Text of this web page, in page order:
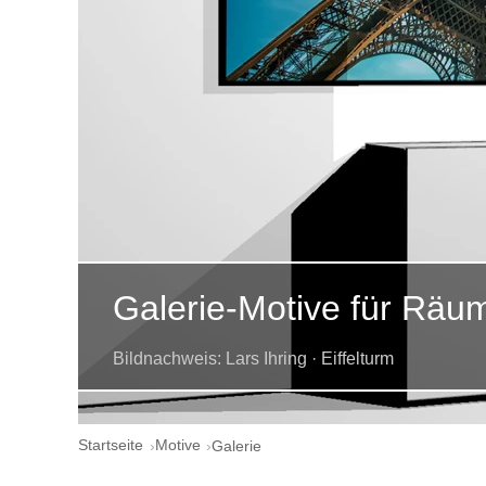
Galerie-Motive für
Bildnachweis: Lars Ihring · Eiffelturm
Startseite Motive Galerie